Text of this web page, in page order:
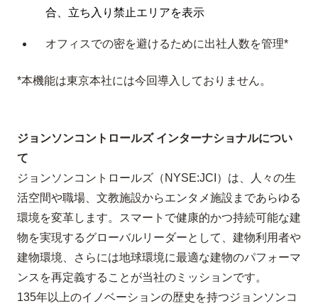
合、立ち入り禁止エリアを表示
オフィスでの密を避けるために出社人数を管理*
*本機能は東京本社には今回導入しておりません。
ジョンソンコントロールズ インターナショナルについ
て
ジョンソンコントロールズ（ NYSE:JCI ）は、人々の生
活空間や職場、文教施設からエンタメ施設まであらゆる
環境を変革します。スマートで健康的かつ持続可能な建
物を実現するグローバルリーダーとして、建物利用者や
建物環境、さらには地球環境に最適な建物のパフォーマ
ンスを再定義することが当社のミッションです。
135年以上のイノベーションの歴史を持つジョンソンコ